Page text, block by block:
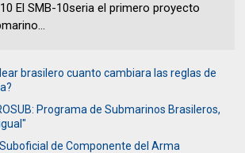
El SMB-10seria el primero proyecto
brasilero cuanto cambiara las reglas de
Programa de Submarinos Brasileros,
de Componente del Arma